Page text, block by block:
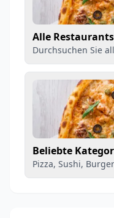
Alle Restaurants
Durchsuchen Sie
Beliebte
Pizza, Sushi,